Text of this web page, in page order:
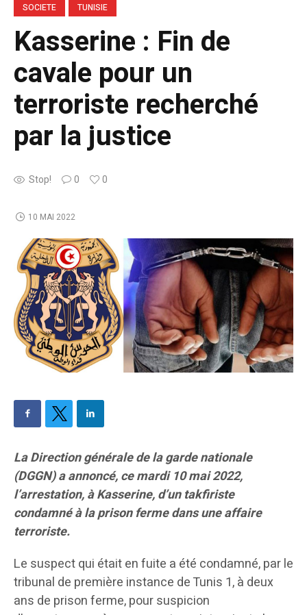
SOCIETE TUNISIE
Kasserine : Fin de
cavale pour un
terroriste recherché
par la justice
Stop! 0 0
10 MAI 2022
La Direction générale de la garde nationale
(DGGN) a annoncé, ce mardi 10 mai 2022,
l’arrestation, à Kasserine, d’un takfiriste
condamné à la prison ferme dans une affaire
terroriste.
Le suspect qui était en fuite a été condamné, par le
tribunal de première instance de Tunis 1, à deux
ans de prison ferme, pour suspicion